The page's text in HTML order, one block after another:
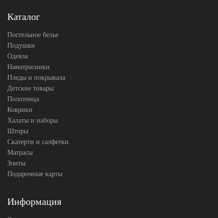
Размер
Производитель
Каталог
Постельное белье
Подушки
Одеяла
Наматрасники
Пледы и покрывала
Детские товары
Полотенца
Коврики
Халаты и наборы
Шторы
Скатерти и салфетки
Матрасы
Зонты
Подарочные карты
Информация